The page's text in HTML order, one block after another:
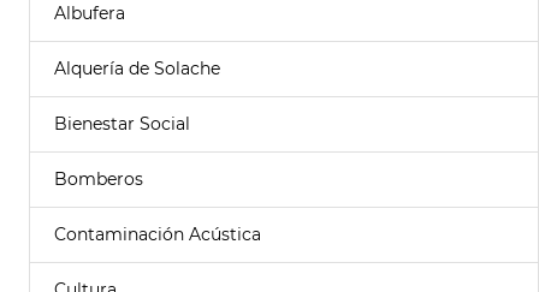
Albufera
Alquería de Solache
Bienestar Social
Bomberos
Contaminación Acústica